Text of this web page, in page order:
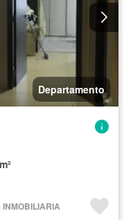
Departamento
INMOBILIARIA